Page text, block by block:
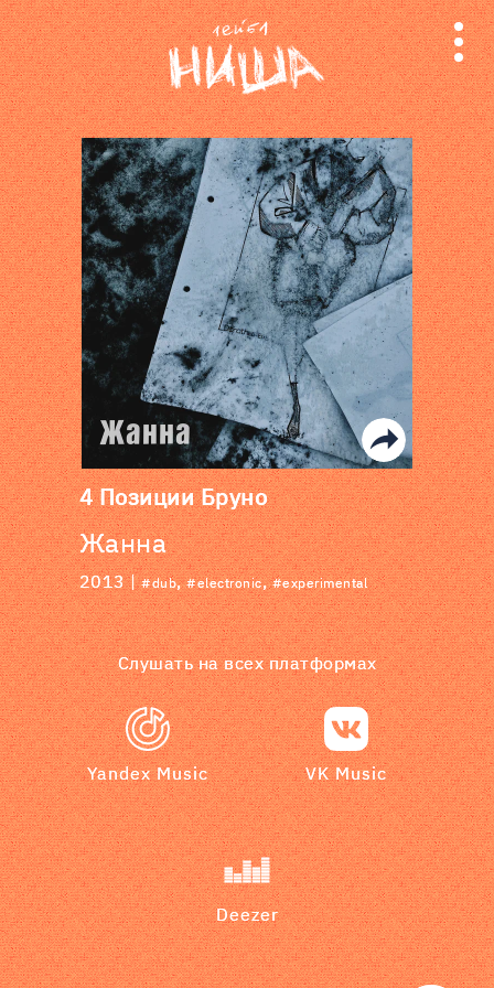
релизы
лейбл
поиск
4 Позиции Бруно
Жанна
2013 |#dub,#electronic,#experimental
Слушать на всех платформах
Yandex Music VK Music
Deezer